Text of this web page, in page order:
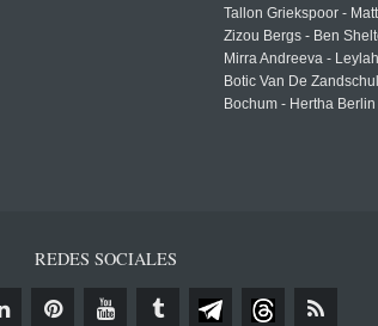
Tallon Griekspoor -
Zizou Bergs - Ben
Mirra Andreeva -
Botic Van De
Bochum - Hertha Berlin
REDES SOCIALES